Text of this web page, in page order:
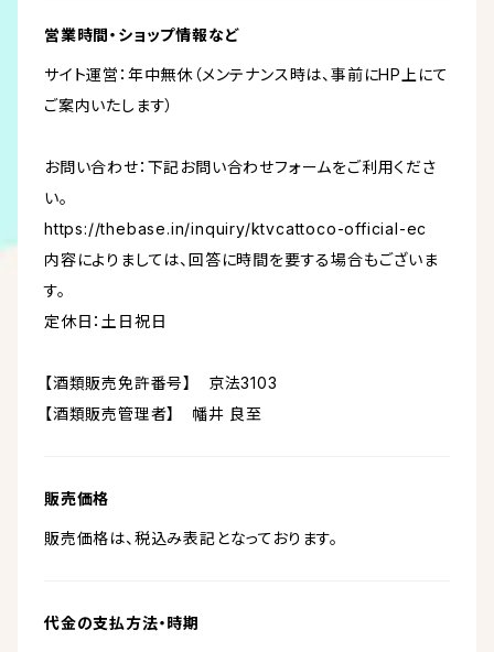
営業時間・ショップ情報など
サイト運営：年中無休（メンテナンス時は、事前にHP上にて
ご案内いたします）
お問い合わせ：下記お問い合わせフォームをご利用くださ
い。
https://thebase.in/inquiry/ktvcattoco-official-ec
内容によりましては、回答に時間を要する場合もございま
す。
定休日：土日祝日
【酒類販売免許番号】 京法3103
【酒類販売管理者】 幡井 良至
販売価格
販売価格は、税込み表記となっております。
代金の支払方法・時期